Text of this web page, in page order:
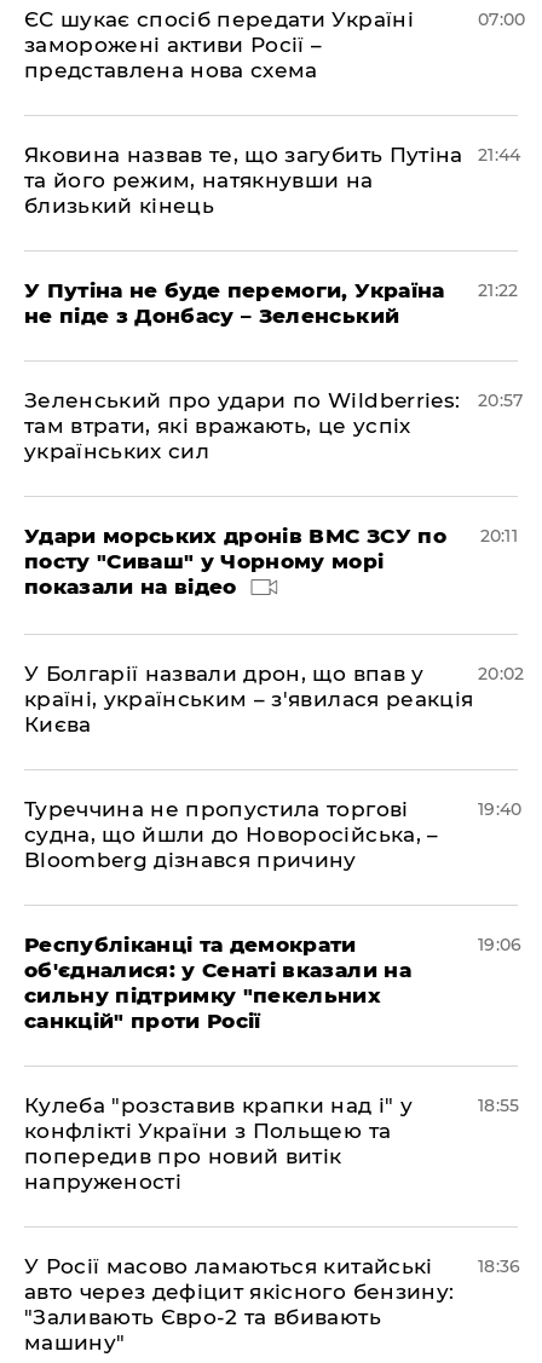
ЄС шукає спосіб передати Україні
заморожені активи Росії –
представлена ​​нова схема
07:00
Яковина назвав те, що загубить Путіна
та його режим, натякнувши на
близький кінець
21:44
У Путіна не буде перемоги, Україна
не піде з Донбасу – Зеленський
21:22
Зеленський про удари по Wildberries:
там втрати, які вражають, це успіх
українських сил
20:57
Удари морських дронів ВМС ЗСУ по
посту "Сиваш" у Чорному морі
показали на відео
20:11
У Болгарії назвали дрон, що впав у
країні, українським – з'явилася реакція
Києва
20:02
Туреччина не пропустила торгові
судна, що йшли до Новоросійська, –
Bloomberg дізнався причину
19:40
Республіканці та демократи
об'єдналися: у Сенаті вказали на
сильну підтримку "пекельних
санкцій" проти Росії
19:06
Кулеба "розставив крапки над і" у
конфлікті України з Польщею та
попередив про новий витік
напруженості
18:55
У Росії масово ламаються китайські
авто через дефіцит якісного бензину:
"Заливають Євро-2 та вбивають
машину"
18:36